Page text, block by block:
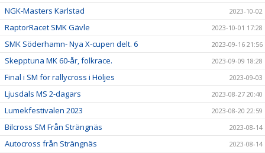
NGK-Masters Karlstad 2023-10-02
RaptorRacet SMK Gävle 2023-10-01 17:28
SMK Söderhamn- Nya X-cupen delt. 6 2023-09-16 21:56
Skepptuna MK 60-år, folkrace. 2023-09-09 18:28
Final i SM för rallycross i Höljes 2023-09-03
Ljusdals MS 2-dagars 2023-08-27 20:40
Lumekfestivalen 2023 2023-08-20 22:59
Bilcross SM Från Strängnäs 2023-08-14
Autocross från Strängnäs 2023-08-14